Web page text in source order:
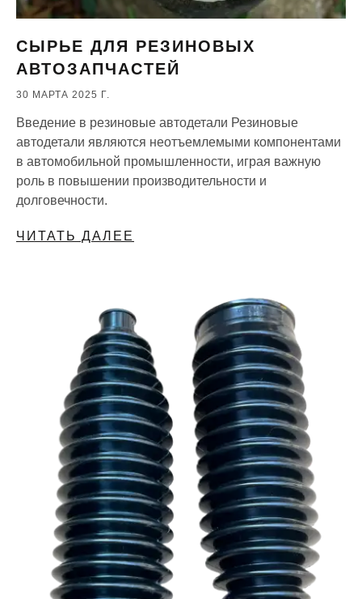
СЫРЬЕ ДЛЯ РЕЗИНОВЫХ
АВТОЗАПЧАСТЕЙ
30 МАРТА 2025 Г.
Введение в резиновые автодетали Резиновые
автодетали являются неотъемлемыми компонентами
в автомобильной промышленности, играя важную
роль в повышении производительности и
долговечности.
ЧИТАТЬ ДАЛЕЕ